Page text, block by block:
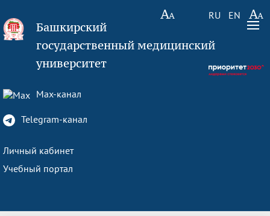
RU EN
Башкирский
государственный медицинский
университет
Max-канал
Telegram-канал
Личный кабинет
Учебный портал